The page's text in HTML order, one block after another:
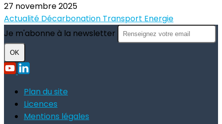
27 novembre 2025
Actualité Décarbonation Transport Energie
Je m'abonne à la newsletter
OK
Plan du site
Licences
Mentions légales